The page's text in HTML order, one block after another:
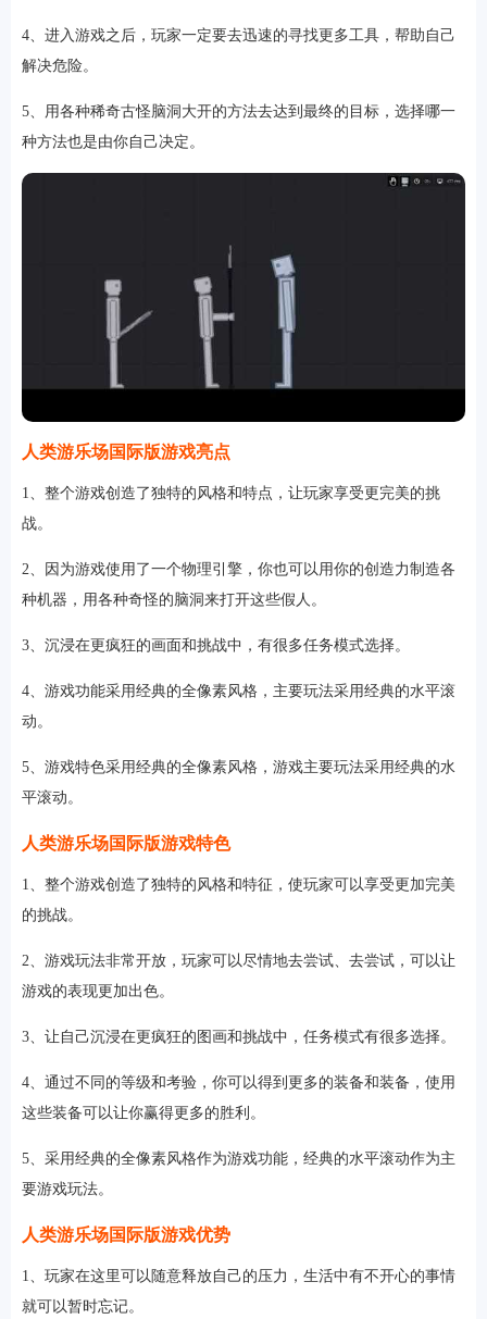
排行
角色扮演小游戏 恋爱养成沙盒模组
益智休闲冒险解谜街机格斗模拟经营音乐游戏单机游戏战争策略
4、进入游戏之后，玩家一定要去迅速的寻找更多工具，帮助自己
解决危险。
5、用各种稀奇古怪脑洞大开的方法去达到最终的目标，选择哪一
种方法也是由你自己决定。
人类游乐场国际版游戏亮点
1、整个游戏创造了独特的风格和特点，让玩家享受更完美的挑
战。
2、因为游戏使用了一个物理引擎，你也可以用你的创造力制造各
种机器，用各种奇怪的脑洞来打开这些假人。
3、沉浸在更疯狂的画面和挑战中，有很多任务模式选择。
4、游戏功能采用经典的全像素风格，主要玩法采用经典的水平滚
动。
5、游戏特色采用经典的全像素风格，游戏主要玩法采用经典的水
平滚动。
人类游乐场国际版游戏特色
1、整个游戏创造了独特的风格和特征，使玩家可以享受更加完美
的挑战。
2、游戏玩法非常开放，玩家可以尽情地去尝试、去尝试，可以让
游戏的表现更加出色。
3、让自己沉浸在更疯狂的图画和挑战中，任务模式有很多选择。
4、通过不同的等级和考验，你可以得到更多的装备和装备，使用
这些装备可以让你赢得更多的胜利。
5、采用经典的全像素风格作为游戏功能，经典的水平滚动作为主
要游戏玩法。
人类游乐场国际版游戏优势
1、玩家在这里可以随意释放自己的压力，生活中有不开心的事情
就可以暂时忘记。